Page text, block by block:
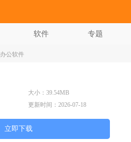
软件 专题
办公软件
大小：39.54MB
更新时间：2026-07-18
立即下载